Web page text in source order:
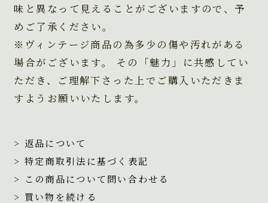
味と異なって見えることがございますので、予
めご了承ください。
※ヴィンテージ商品の為多少の傷や汚れがある
場合がございます。 その「魅力」に共感してい
ただき、ご理解下さった上でご購入いただきま
すようお願いいたします。
> 返品について
> 特定商取引法に基づく表記
> この商品について問い合わせる
> 買い物を続ける